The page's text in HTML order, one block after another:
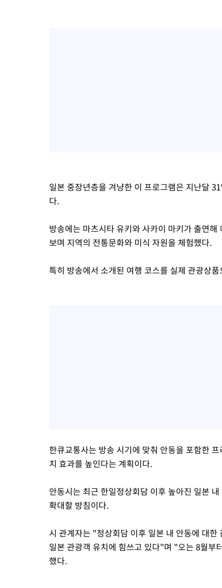
일본 중장년층을 겨냥한 이 프로그램은 지난달
다.
방송에는 마츠시타 유키와 사카이 마키가 출연
보며 지역의 전통문화와 미식 자원을 체험했다.
특히 방송에서 소개된 여행 코스를 실제 관광상
한큐교통사는 방송 시기에 맞춰 안동을 포함한
치 효과를 높인다는 계획이다.
안동시는 최근 한일정상회담 이후 높아진 일본
확대할 방침이다.
시 관계자는 "정상회담 이후 일본 내 안동에 대
일본 관광객 유치에 힘쓰고 있다"며 "오는 8월부
했다.